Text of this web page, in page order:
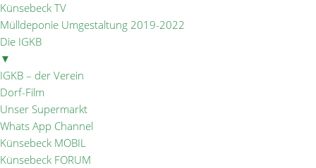
Künsebeck TV
Mülldeponie Umgestaltung 2019-2022
Die IGKB
▼
IGKB – der Verein
Dorf-Film
Unser Supermarkt
Whats App Channel
Künsebeck MOBIL
Künsebeck FORUM